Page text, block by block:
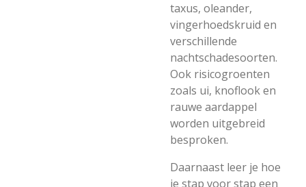
taxus, oleander,
vingerhoedskruid en
verschillende
nachtschadesoorten.
Ook risicogroenten
zoals ui, knoflook en
rauwe aardappel
worden uitgebreid
besproken.
Daarnaast leer je hoe
je stap voor stap een